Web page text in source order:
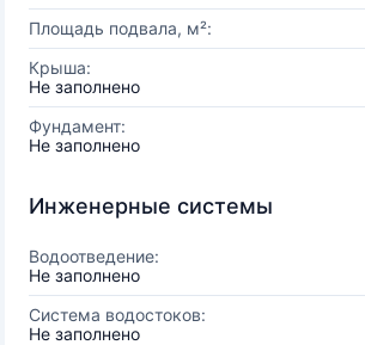
Площадь подвала, м²:
Крыша:
Не заполнено
Фундамент:
Не заполнено
Инженерные системы
Водоотведение:
Не заполнено
Система водостоков:
Не заполнено